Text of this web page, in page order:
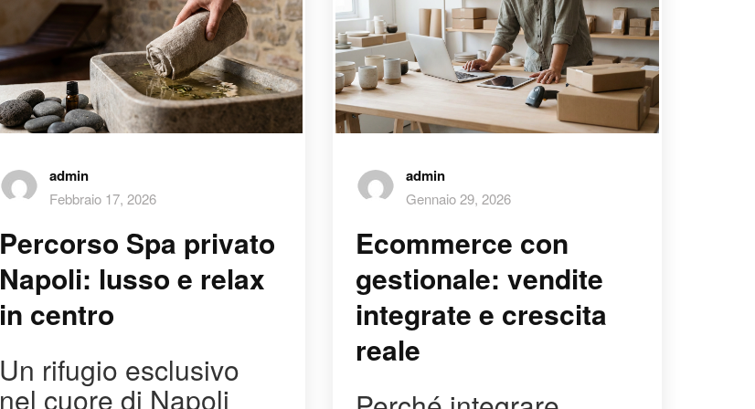
admin
Febbraio 17, 2026
Percorso Spa privato
Napoli: lusso e relax
in centro
Un rifugio esclusivo
nel cuore di Napoli
admin
Gennaio 29, 2026
Ecommerce con
gestionale: vendite
integrate e crescita
reale